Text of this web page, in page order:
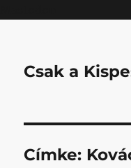
Csak a
Címke: